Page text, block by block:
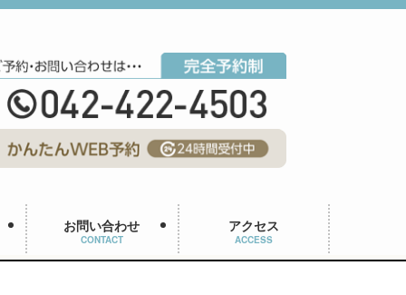
お問い合わせ
CONTACT
アクセス
ACCESS